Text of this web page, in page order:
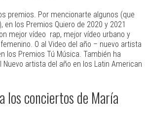
premios. Por mencionarte algunos (que
los Premios Quiero de 2020 y 2021
mejor vídeo rap, mejor vídeo urbano y
O al Video del año – nuevo artista
los Premios Tú Música. También ha
Nuevo artista del año en los Latin American
los conciertos de María